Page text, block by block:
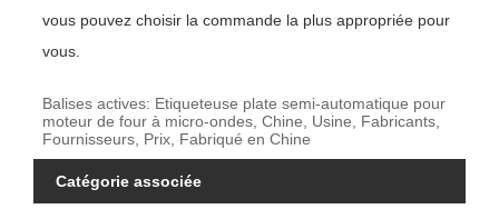
vous pouvez choisir la commande la plus appropriée pour
vous.
Balises actives: Etiqueteuse plate semi-automatique pour
moteur de four à micro-ondes, Chine, Usine, Fabricants,
Fournisseurs, Prix, Fabriqué en Chine
Catégorie associée